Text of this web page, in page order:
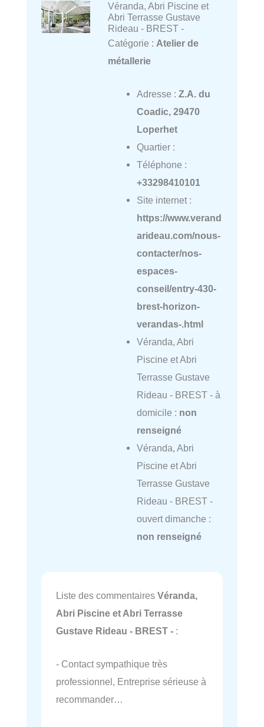
Véranda, Abri Piscine et
Abri Terrasse Gustave
Rideau - BREST -
Catégorie : Atelier de
métallerie
Adresse : Z.A. du
Coadic, 29470
Loperhet
Quartier :
Téléphone :
+33298410101
Site internet :
https://www.verand
arideau.com/nous-
contacter/nos-
espaces-
conseil/entry-430-
brest-horizon-
verandas-.html
Véranda, Abri
Piscine et Abri
Terrasse Gustave
Rideau - BREST - à
domicile : non
renseigné
Véranda, Abri
Piscine et Abri
Terrasse Gustave
Rideau - BREST -
ouvert dimanche :
non renseigné
Liste des commentaires Véranda,
Abri Piscine et Abri Terrasse
Gustave Rideau - BREST - :
- Contact sympathique très
professionnel, Entreprise sérieuse à
recommander…